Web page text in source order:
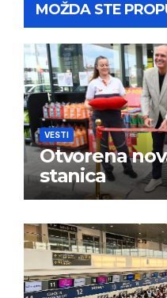
MOŽDA STE
VESTI
Otvorena
stanica